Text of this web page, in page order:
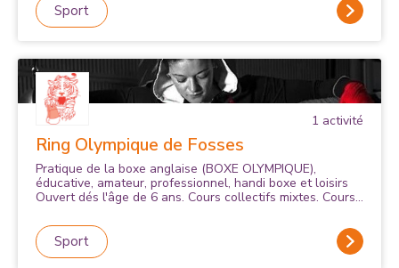
Sport
1 activité
Ring Olympique de Fosses
Pratique de la boxe anglaise (BOXE OLYMPIQUE),
éducative, amateur, professionnel, handi boxe et loisirs
Ouvert dés l'âge de 6 ans. Cours collectifs mixtes. Cours
groupe dispensés par des professeurs diplômés. Lundi :
18H30-20H30 Mercredi: 18H00 -20H00 Mardi et Jeudi :
17H30 -18H30 (Enfants -14 ans) 18H30-20H15 (ados et
Sport